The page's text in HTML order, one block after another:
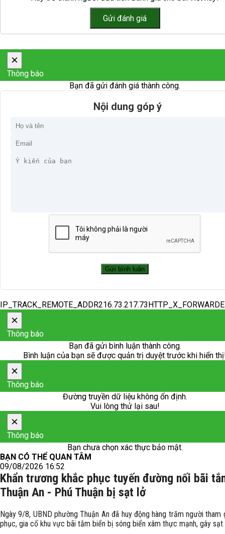
×
Thông báo
Bạn đã gửi đánh giá thành công.
Nội dung góp ý
×
Thông báo
Bạn đã gửi bình luận thành công.
Bình luận của bạn sẽ được quản trị duyệt trước khi hiển
×
Thông báo
Đường truyền dữ liệu không ổn định.
Vui lòng thử lại sau!
×
Thông báo
Bạn chưa chọn xác thực bảo mật.
BẠN CÓ THỂ QUAN TÂM
09/08/2026 16:52
Khẩn trương khắc phục tuyến đường nối bãi
Thuận An - Phú Thuận bị sạt lở
Ngày 9/8, UBND phường Thuận An đã huy động hàng trăm người tham
phục, gia cố khu vực bãi tắm biển bị sóng biển xâm thực mạnh, gây sạt